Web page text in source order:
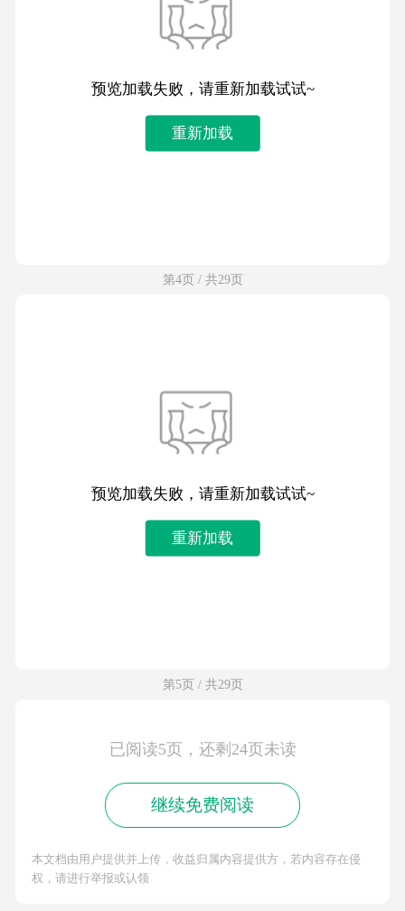
预览加载失败，请重新加载试试~
重新加载
第4页 / 共29页
预览加载失败，请重新加载试试~
重新加载
第5页 / 共29页
已阅读5页，还剩24页未读
继续免费阅读
本文档由用户提供并上传，收益归属内容提供方，若内容存在侵
权，请进行举报或认领